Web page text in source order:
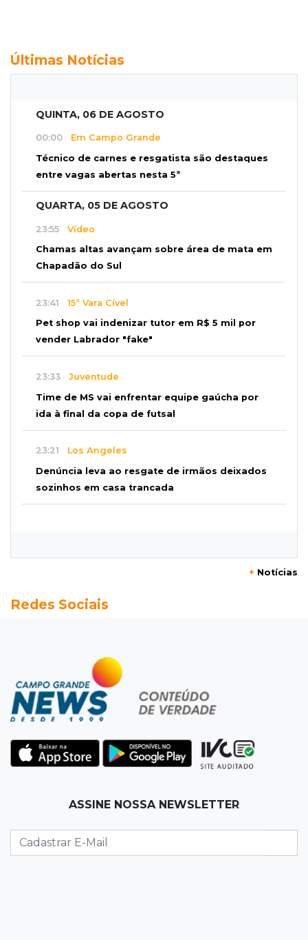
Últimas Notícias
QUINTA, 06 DE AGOSTO
00:00 Em Campo Grande
Técnico de carnes e resgatista são destaques
entre vagas abertas nesta 5ª
QUARTA, 05 DE AGOSTO
23:55 Vídeo
Chamas altas avançam sobre área de mata em
Chapadão do Sul
23:41 15ª Vara Cível
Pet shop vai indenizar tutor em R$ 5 mil por
vender Labrador "fake"
23:33 Juventude
Time de MS vai enfrentar equipe gaúcha por
ida à final da copa de futsal
23:21 Los Angeles
Denúncia leva ao resgate de irmãos deixados
sozinhos em casa trancada
formação de ciclone bomba
23:00Ideb
Chapadão do Sul
Homem é baleado após apontar revólver para
policiais militares
22:42Resumão
Palmeiras e Vasco confirmam vagas nas
Eleitorado aprova teste da urna, mas diz que
colinha será "fundamental"
+ Notícias
Redes Sociais
ASSINE NOSSA NEWSLETTER